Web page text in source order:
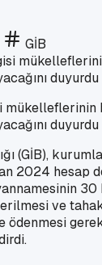
GİB
mükelleflerinin
duyurdu
(GİB),
2024 hesap
30
ve
ödenmesi